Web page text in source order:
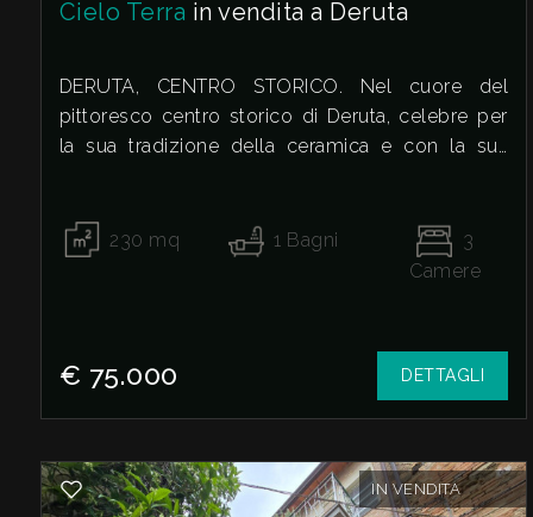
Cielo Terra in vendita a Deruta
DERUTA, CENTRO STORICO. Nel cuore del
pittoresco centro storico di Deruta, celebre per
la sua tradizione della ceramica e con la sua
livelli, completamente da ristrutturare.
L'immobile è composto al piano terra dalla prima
Al piano primo si trova l'abitazione principale
composta da ampio e luminoso soggiorno con
affaccio su balcone, cucina abitabile, tre camere
Al secondo ed ultimo piano, troviamo in fase di
definizione catastale e al grezzo, ampi vani con
230 mq 1 Bagni
3
Camere
€ 75.000 DETTAGLI
IN VENDITA
3
4
5
Qualsiasi
1